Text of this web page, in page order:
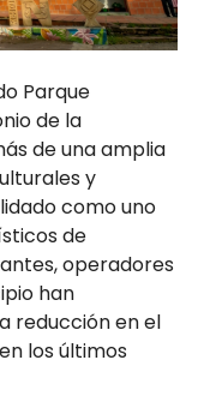
Parque
de la
de una amplia
y
como uno
de
operadores
han
reducción en el
los últimos